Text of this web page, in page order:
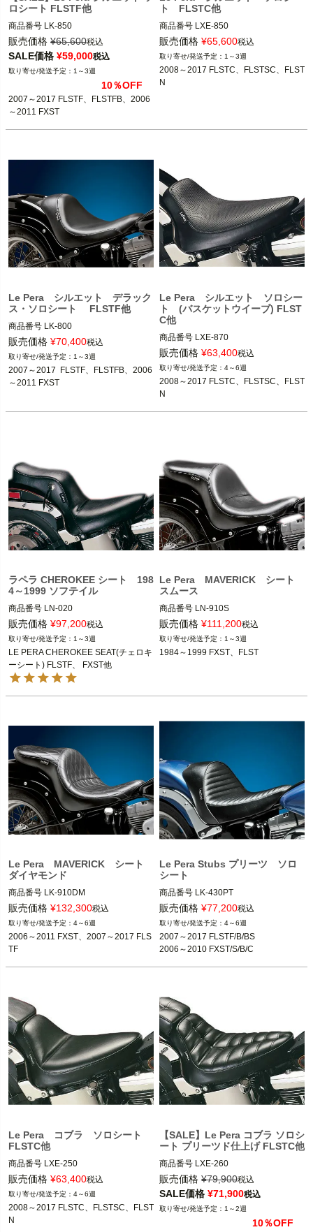
ロシート FLSTF他
商品番号 LK-850
D型番：0802-0331,メーカー型番：LK
-850,B型番：497425
2007～2017 FLSTF、FLSTFB
※FXSTD、FXSTSSEは除く
販売価格 ¥65,600税込
SALE価格 ¥59,000税込
1～3週
10％OFF
2007～2017 FLSTF、FLSTFB、2006
～2011 FXST
ト FLSTC他
商品番号 LXE-850
D型番:0802-0605,メーカー型番：LXE
-850,B型番：498972
2008～2017 FLSTC、FLSTSC、FLST
N
販売価格 ¥65,600税込
1～3週
2008～2017 FLSTC、FLSTSC、FLST
N
Le Pera シルエット デラック
ス・ソロシート FLSTF他
商品番号 LK-800
D型番：0802-0333,メーカー型番：LK
-800
2006～2011 FXST
※FXSTD、FXSTSSEは除く
販売価格 ¥70,400税込
1～3週
2007～2017  FLSTF、FLSTFB、2006
～2011 FXST
Le Pera シルエット ソロシー
ト (バスケットウイーブ) FLST
C他
商品番号 LXE-870
メーカー型番：LXE-870
2008～2017 FLSTC、FLSTSC、FLST
N
Le Pera(ラペラ)
販売価格 ¥63,400税込
4～6週
2008～2017 FLSTC、FLSTSC、FLST
N
ラペラ CHEROKEE シート 198
4～1999 ソフテイル
商品番号 LN-020
D型番：DS-905407,メーカー型番：L
N-020,B型番：676790
1984～1999 FXST、FLST
Le Pera(ラペラ)
販売価格 ¥97,200税込
1～3週
LE PERA CHEROKEE SEAT(チェロキ
ーシート) FLSTF、 FXST他
Le Pera MAVERICK シート
スムース
商品番号 LN-910S
D型番：0802-0615,メーカー型番：LN
-910S,B型番：499262
1984～1999 FXST、FLST
販売価格 ¥111,200税込
1～3週
1984～1999 FXST、FLST
Le Pera MAVERICK シート
ダイヤモンド
商品番号 LK-910DM
2006～2011 FXST
※FXSTD、FXSTSSEは除く。
2007～2017 FLSTF、FLSTFB
販売価格 ¥132,300税込
4～6週
2006～2011 FXST、2007～2017 FLS
TF
Le Pera Stubs プリーツ ソロ
シート
商品番号 LK-430PT
D型番：0802-0859
2007～2017 FLSTF/B/BS
2006～2010 FXST/S/B/C
Le Pera(ラペラ)
販売価格 ¥77,200税込
4～6週
2007～2017 FLSTF/B/BS
2006～2010 FXST/S/B/C
Le Pera コブラ ソロシート
FLSTC他
商品番号 LXE-250
メーカー型番：LXE-250
2008～2017 FLSTC、FLSTSC、FLST
N
販売価格 ¥63,400税込
4～6週
2008～2017 FLSTC、FLSTSC、FLST
N
【SALE】Le Pera コブラ ソロシ
ート プリーツド仕上げ FLSTC他
商品番号 LXE-260
メーカー型番：LXE-260
2008～2017 FLSTC、FLSTSC、FLST
N
販売価格 ¥79,900税込
SALE価格 ¥71,900税込
1～2週
10％OFF